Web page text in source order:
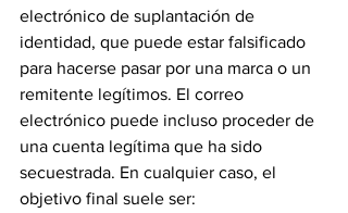
electrónico de suplantación de
identidad, que puede estar falsificado
para hacerse pasar por una marca o un
remitente legítimos. El correo
electrónico puede incluso proceder de
una cuenta legítima que ha sido
secuestrada. En cualquier caso, el
objetivo final suele ser: